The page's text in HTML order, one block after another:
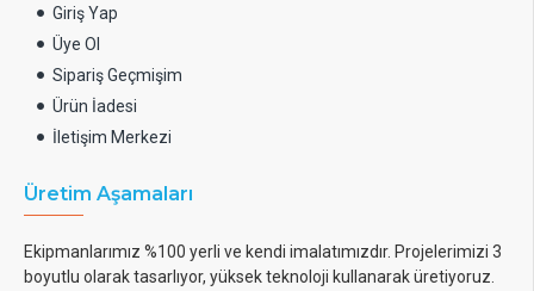
Giriş Yap
Üye Ol
Sipariş Geçmişim
Ürün İadesi
İletişim Merkezi
Üretim Aşamaları
Ekipmanlarımız %100 yerli ve kendi imalatımızdır. Projelerimizi 3
boyutlu olarak tasarlıyor, yüksek teknoloji kullanarak üretiyoruz.